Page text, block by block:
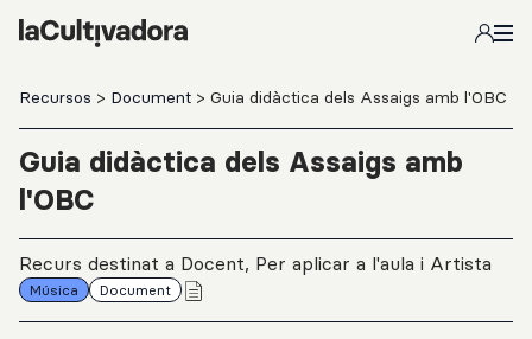
Salta al contingut principal
Recursos > Document > Guia didàctica dels Assaigs amb l'OBC
Guia didàctica dels Assaigs amb
l'OBC
Música Document
Recurs destinat a Docent, Per aplicar a l'aula i Artista